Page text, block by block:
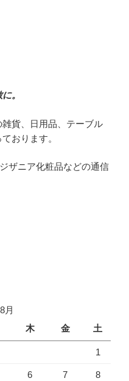
。
貨、日用品、テーブル
おります。
ザニア化粧品などの通信
月
木 金 土
1
6 7 8